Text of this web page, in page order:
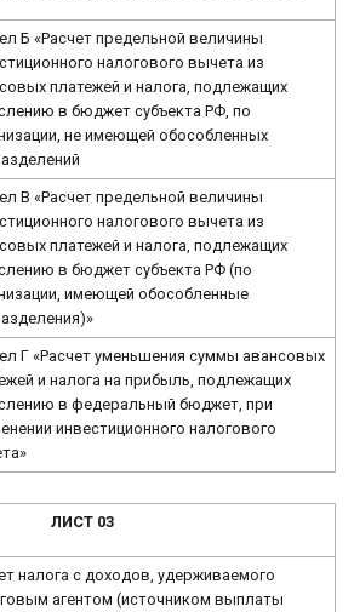
Б «Расчет предельной величины
налогового вычета из
платежей и налога, подлежащих
в бюджет субъекта РФ, по
не имеющей обособленных
В «Расчет предельной величины
налогового вычета из
платежей и налога, подлежащих
в бюджет субъекта РФ (по
имеющей обособленные
Г «Расчет уменьшения суммы авансовых
и налога на прибыль, подлежащих
в федеральный бюджет, при
инвестиционного налогового
ЛИСТ 03
налога с доходов, удерживаемого
агентом (источником выплаты